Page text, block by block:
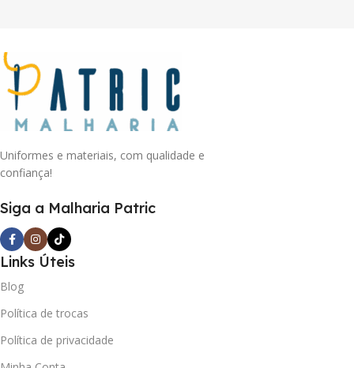
Uniformes e materiais, com qualidade e
confiança!
Siga a Malharia Patric
Links Úteis
Blog
Política de trocas
Política de privacidade